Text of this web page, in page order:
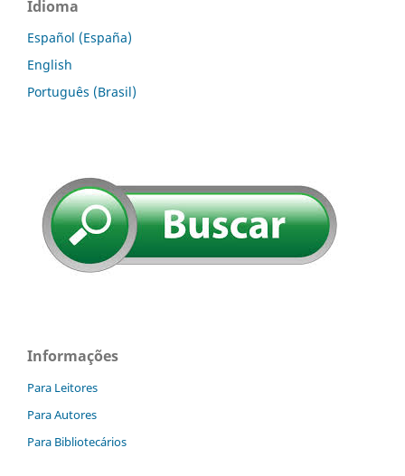
Idioma
Español (España)
English
Português (Brasil)
Informações
Para Leitores
Para Autores
Para Bibliotecários